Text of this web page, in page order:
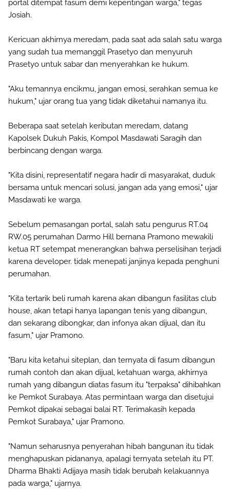
portal ditempat fasum demi kepentingan warga," tegas
Josiah.
Kericuan akhirnya meredam, pada saat ada salah satu warga
yang sudah tua memanggil Prasetyo dan menyuruh
Prasetyo untuk sabar dan menyerahkan ke hukum.
"Aku temannya encikmu, jangan emosi, serahkan semua ke
hukum," ujar orang tua yang tidak diketahui namanya itu.
Beberapa saat setelah keributan meredam, datang
Kapolsek Dukuh Pakis, Kompol Masdawati Saragih dan
berbincang dengan warga.
"Kita disini, representatif negara hadir di masyarakat, duduk
bersama untuk mencari solusi, jangan ada yang emosi," ujar
Masdawati ke warga.
Sebelum pemasangan portal, salah satu pengurus RT.04
RW.05 perumahan Darmo Hill bernana Pramono mewakili
ketua RT setempat menerangkan bahwa perselisihan terjadi
karena developer. tidak menepati janjinya kepada penghuni
perumahan.
"Kita tertarik beli rumah karena akan dibangun fasilitas club
house, akan tetapi hanya lapangan tenis yang dibangun,
dan sekarang dibongkar, dan infonya akan dijual, dan itu
fasum," ujar Pramono.
"Baru kita ketahui siteplan, dan ternyata di fasum dibangun
rumah contoh dan akan dijual, ketahuan warga, akhirnya
rumah yang dibangun diatas fasum itu "terpaksa" dihibahkan
ke Pemkot Surabaya. Atas permintaan warga dan disetujui
Pemkot dipakai sebagai balai RT. Terimakasih kepada
Pemkot Surabaya," ujar Pramono.
"Namun seharusnya penyerahan hibah bangunan itu tidak
menghapuskan pidananya, apalagi ternyata setelah itu PT.
Dharma Bhakti Adijaya masih tidak berubah kelakuannya
pada warga," ujarnya.